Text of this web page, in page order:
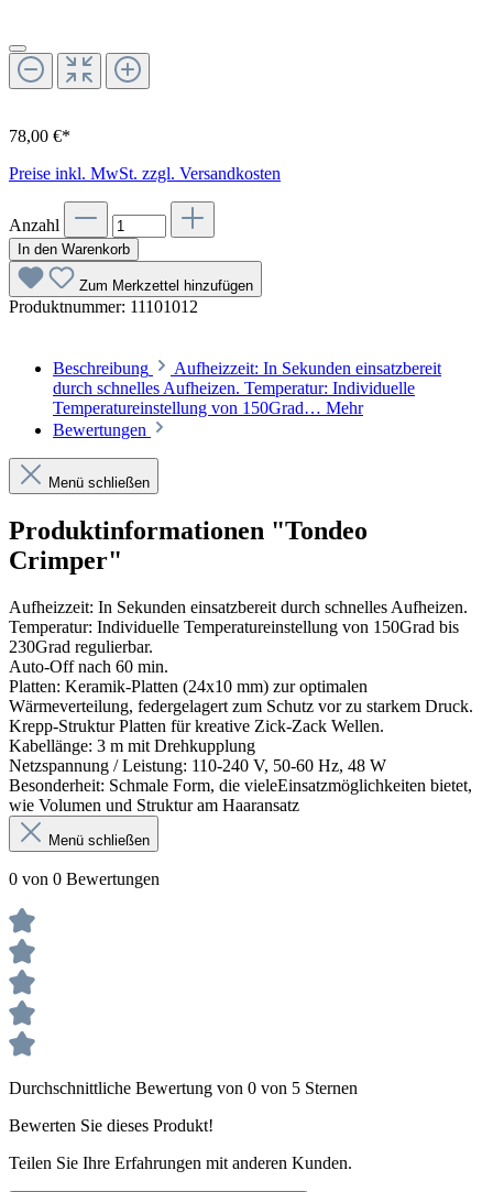
78,00 €*
Preise inkl. MwSt. zzgl. Versandkosten
Anzahl
In den Warenkorb
Zum Merkzettel hinzufügen
Produktnummer: 11101012
Beschreibung
Aufheizzeit: In Sekunden einsatzbereit
durch schnelles Aufheizen. Temperatur: Individuelle
Temperatureinstellung von 150Grad… Mehr
Bewertungen
Menü schließen
Produktinformationen "Tondeo
Crimper"
Aufheizzeit: In Sekunden einsatzbereit durch schnelles Aufheizen.
Temperatur: Individuelle Temperatureinstellung von 150Grad bis
230Grad regulierbar.
Auto-Off nach 60 min.
Platten: Keramik-Platten (24x10 mm) zur optimalen
Wärmeverteilung, federgelagert zum Schutz vor zu starkem Druck.
Krepp-Struktur Platten für kreative Zick-Zack Wellen.
Kabellänge: 3 m mit Drehkupplung
Netzspannung / Leistung: 110-240 V, 50-60 Hz, 48 W
Besonderheit: Schmale Form, die vieleEinsatzmöglichkeiten bietet,
wie Volumen und Struktur am Haaransatz
Menü schließen
0 von 0 Bewertungen
Durchschnittliche Bewertung von 0 von 5 Sternen
Bewerten Sie dieses Produkt!
Teilen Sie Ihre Erfahrungen mit anderen Kunden.